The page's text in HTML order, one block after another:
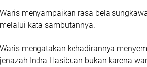
Waris menyampaikan rasa bela
melalui kata sambutannya.
Waris mengatakan kehadirannya
jenazah Indra Hasibuan bukan karena